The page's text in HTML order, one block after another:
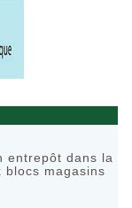
entrepôt dans la
blocs magasins